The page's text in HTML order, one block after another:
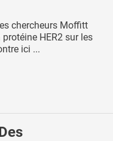
chercheurs Moffitt
HER2 sur les
ici ...